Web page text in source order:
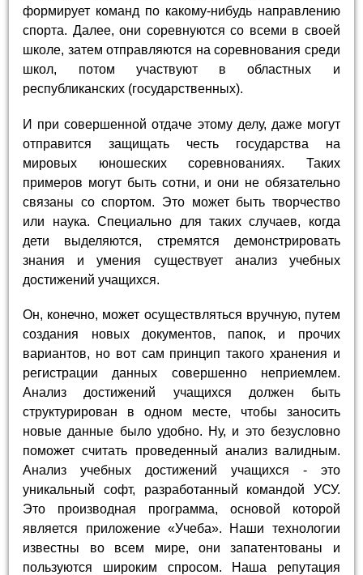
формирует команд по какому-нибудь направлению
спорта. Далее, они соревнуются со всеми в своей
школе, затем отправляются на соревнования среди
школ, потом участвуют в областных и
республиканских (государственных).
И при совершенной отдаче этому делу, даже могут
отправится защищать честь государства на
мировых юношеских соревнованиях. Таких
примеров могут быть сотни, и они не обязательно
связаны со спортом. Это может быть творчество
или наука. Специально для таких случаев, когда
дети выделяются, стремятся демонстрировать
знания и умения существует анализ учебных
достижений учащихся.
Он, конечно, может осуществляться вручную, путем
создания новых документов, папок, и прочих
вариантов, но вот сам принцип такого хранения и
регистрации данных совершенно неприемлем.
Анализ достижений учащихся должен быть
структурирован в одном месте, чтобы заносить
новые данные было удобно. Ну, и это безусловно
поможет считать проведенный анализ валидным.
Анализ учебных достижений учащихся - это
уникальный софт, разработанный командой УСУ.
Это производная программа, основой которой
является приложение «Учеба». Наши технологии
известны во всем мире, они запатентованы и
пользуются широким спросом. Наша репутация